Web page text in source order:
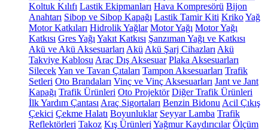
Koltuk Kılıfı Lastik Ekipmanları Hava Kompresörü Bijon
Anahtarı Sibop ve Sibop Kapağı Lastik Tamir Kiti KrikoYağ
Motor Katkıları Hidrolik Yağlar Motor Yağı Motor Yağı
Katkısı Gres Yağı Yakıt Katkısı Şanzıman Yağı ve Katkısı
Akü ve Akü Aksesuarları Akü Akü Şarj Cihazları Akü
Takviye Kablosu Araç Dış Aksesuar Plaka Aksesuarları
SilecekYan ve Tavan Çıtaları Tampon Aksesuarları Trafik
Setleri Oto Brandaları Vinç ve Vinç Aksesuarları Jant ve Jant
Kapağı Trafik Ürünleri Oto Projektör Diğer Trafik Ürünleri
İlk Yardım Çantası Araç Sigortaları Benzin Bidonu Acil Çıkış
Çekici Çekme Halatı Boyunluklar Seyyar Lamba Trafik
Reflektörleri Takoz Kış Ürünleri Yağmur Kaydırıcılar Ölçüm